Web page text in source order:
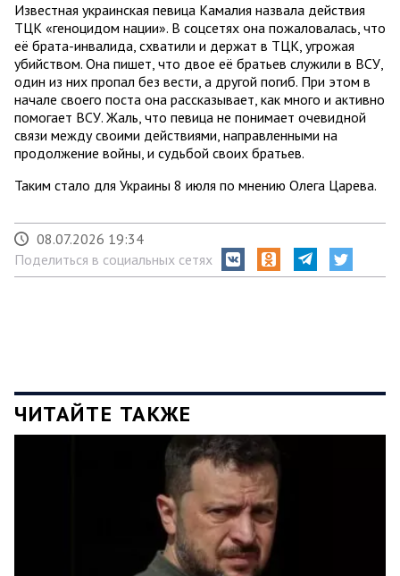
Известная украинская певица Камалия назвала действия
ТЦК «геноцидом нации». В соцсетях она пожаловалась, что
её брата-инвалида, схватили и держат в ТЦК, угрожая
убийством. Она пишет, что двое её братьев служили в ВСУ,
один из них пропал без вести, а другой погиб. При этом в
начале своего поста она рассказывает, как много и активно
помогает ВСУ. Жаль, что певица не понимает очевидной
связи между своими действиями, направленными на
продолжение войны, и судьбой своих братьев.
Таким стало для Украины 8 июля по мнению Олега Царева.
08.07.2026 19:34
Поделиться в социальных сетях
ЧИТАЙТЕ ТАКЖЕ